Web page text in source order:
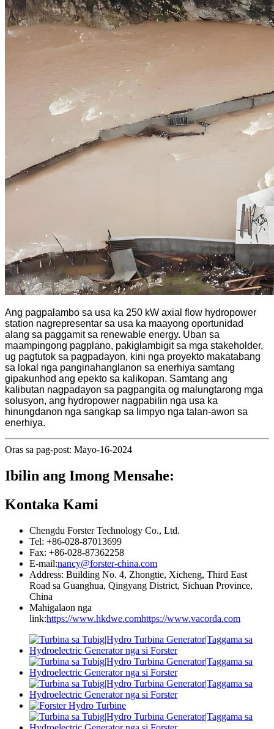
Ang pagpalambo sa usa ka 250 kW axial flow hydropower
station nagrepresentar sa usa ka maayong oportunidad
alang sa paggamit sa renewable energy. Uban sa
maampingong pagplano, pakiglambigit sa mga stakeholder,
ug pagtutok sa pagpadayon, kini nga proyekto makatabang
sa lokal nga panginahanglanon sa enerhiya samtang
gipakunhod ang epekto sa kalikopan. Samtang ang
kalibutan nagpadayon sa pagpangita og malungtarong mga
solusyon, ang hydropower nagpabilin nga usa ka
hinungdanon nga sangkap sa limpyo nga talan-awon sa
enerhiya.
Oras sa pag-post: Mayo-16-2024
Ibilin ang Imong Mensahe:
Kontaka Kami
Chengdu Forster Technology Co., Ltd.
Tel: +86-028-87013699
Fax: +86-028-87362258
E-mail:nancy@forster-china.com
Address: Building No. 4, Zhongtie, Xicheng, Third East
Road sa Guanghua, Qingyang District, Sichuan Province,
China
Mahigalaon nga
link:https://www.hkdwe.comhttps://www.vacorda.com